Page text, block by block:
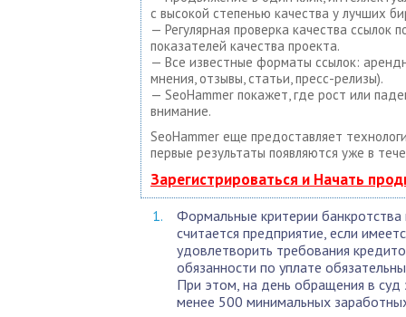
с высокой степенью качества у лучших
— Регулярная проверка качества
показателей качества проекта.
— Все известные форматы ссылок:
мнения, отзывы, статьи, пресс-релизы).
— SeoHammer покажет, где рост или
внимание.
SeoHammer еще предоставляет
первые результаты появляются уже в
Зарегистрироваться и Начать
Формальные критерии
считается предприятие, если
удовлетворить требования
обязанности по уплате
При этом, на день обращения в
менее 500 минимальных